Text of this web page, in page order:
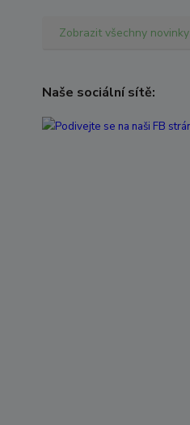
Zobrazit všechny novinky
Naše sociální sítě: